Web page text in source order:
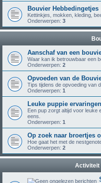
Bouvier Hebbedingetjes
Kettinkjes, mokken, kleding,
Onderwerpen: 3
Aanschaf van een
Waar kan ik betrouwbaar een
Onderwerpen: 2
Opvoeden van de
Tips tijdens de opvoeding van
Onderwerpen: 1
Leuke puppie ervaringen
Een pup zorgt altijd voor leuke
eens.
Onderwerpen: 1
Op zoek naar broertjes
Hoe gaat het met de
Onderwerpen: 2
Activiteit